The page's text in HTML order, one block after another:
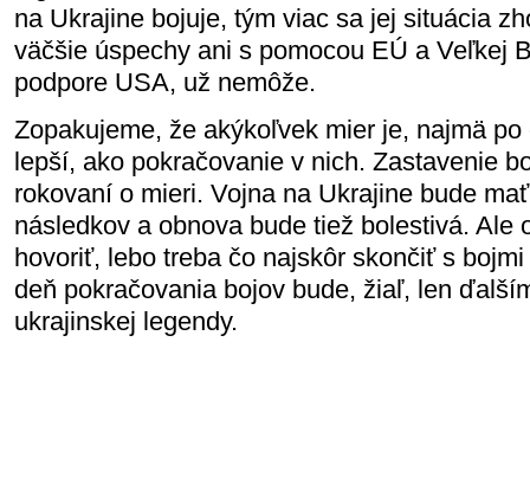
na Ukrajine bojuje, tým viac sa jej situácia
väčšie úspechy ani s pomocou EÚ a Veľkej
podpore USA, už nemôže.
Zopakujeme, že akýkoľvek mier je, najmä
lepší, ako pokračovanie v nich. Zastavenie
rokovaní o mieri. Vojna na Ukrajine bude
následkov a obnova bude tiež bolestivá. Ale
hovoriť, lebo treba čo najskôr skončiť s
deň pokračovania bojov bude, žiaľ, len
ukrajinskej legendy.